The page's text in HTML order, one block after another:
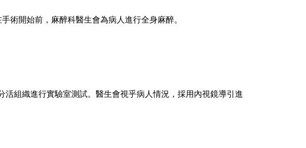
術開始前，麻醉科醫生會為病人進行全身麻醉。
組織進行實驗室測試。醫生會視乎病人情況，採用內視鏡導引進